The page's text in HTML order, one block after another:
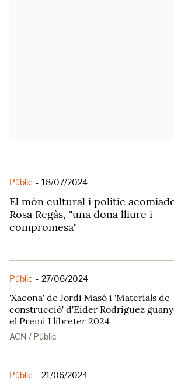
Públic - 18/07/2024
El món cultural i polític
Rosa Regàs, "una dona lliure i
compromesa"
Públic - 27/06/2024
'Xacona' de Jordi Masó i 'Materials de
construcció' d'Eider Rodriguez
el Premi Llibreter 2024
ACN / Públic
Públic - 21/06/2024